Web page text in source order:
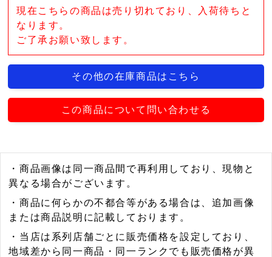
現在こちらの商品は売り切れており、入荷待ちと
なります。
ご了承お願い致します。
その他の在庫商品はこちら
この商品について問い合わせる
・商品画像は同一商品間で再利用しており、現物と
異なる場合がございます。
・商品に何らかの不都合等がある場合は、追加画像
または商品説明に記載しております。
・当店は系列店舗ごとに販売価格を設定しており、
地域差から同一商品・同一ランクでも販売価格が異